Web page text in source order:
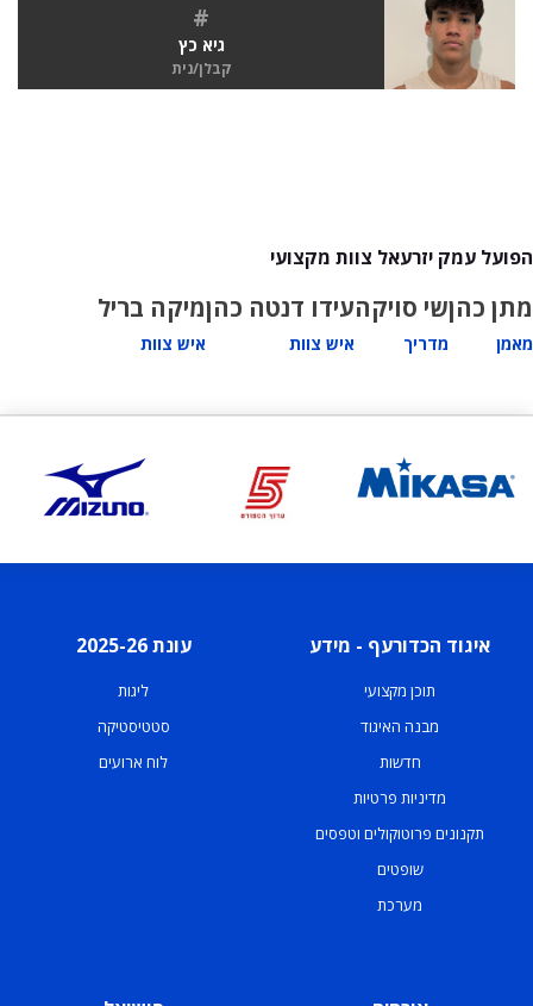
#
גיא כץ
קבלן/נית
הפועל עמק יזרעאל צוות מקצועי
מתן כהן
מאמן
שי סויקה
מדריך
עידו דנטה כהן
איש צוות
מיקה בריל
איש צוות
איגוד הכדורעף - מידע
תוכן מקצועי
מבנה האיגוד
חדשות
מדיניות פרטיות
תקנונים פרוטוקולים וטפסים
שופטים
מערכת
עונת 2025-26
ליגות
סטטיסטיקה
לוח ארועים